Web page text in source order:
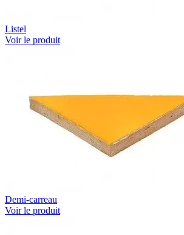
Listel
Voir le produit
Demi-carreau
Voir le produit